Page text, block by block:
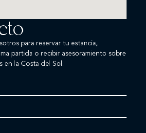
para reservar tu estancia,
partida o recibir asesoramiento sobre
en la Costa del Sol.